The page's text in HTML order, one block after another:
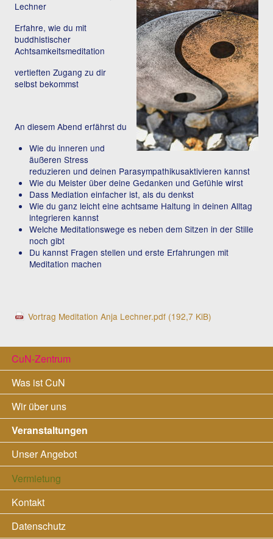
Lechner
Erfahre, wie du mit
buddhistischer
Achtsamkeitsmeditation
vertieften Zugang zu dir
selbst bekommst
An diesem Abend erfährst du
Wie du inneren und
äußeren Stress
reduzieren und deinen Parasympathikusaktivieren kannst
Wie du Meister über deine Gedanken und Gefühle wirst
Dass Mediation einfacher ist, als du denkst
Wie du ganz leicht eine achtsame Haltung in deinen Alltag
integrieren kannst
Welche Meditationswege es neben dem Sitzen in der Stille
noch gibt
Du kannst Fragen stellen und erste Erfahrungen mit
Meditation machen
Vortrag Meditation Anja Lechner.pdf (192,7 KiB)
Navigation
überspringen
CuN-Zentrum
Was ist CuN
Wir über uns
Veranstaltungen
Unser Angebot
Vermietung
Kontakt
Datenschutz